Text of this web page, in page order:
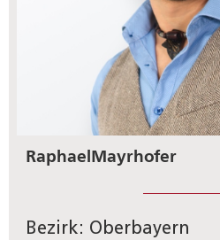
Raphael Mayrhofer
Bezirk: Oberbayern